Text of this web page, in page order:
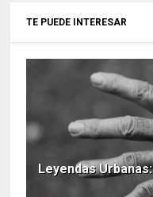
TE PUEDE INTERESAR
Leyendas